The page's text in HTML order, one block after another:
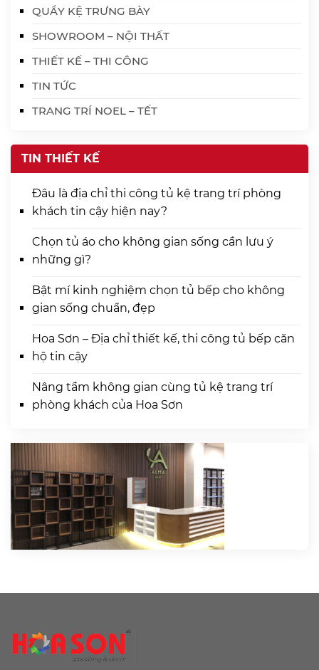
QUẦY KỆ TRƯNG BÀY
SHOWROOM – NỘI THẤT
THIẾT KẾ – THI CÔNG
TIN TỨC
TRANG TRÍ NOEL – TẾT
TIN THIẾT KẾ
Đâu là địa chỉ thi công tủ kệ trang trí phòng
khách tin cậy hiện nay?
Chọn tủ áo cho không gian sống cần lưu ý
những gì?
Bật mí kinh nghiệm chọn tủ bếp cho không
gian sống chuẩn, đẹp
Hoa Sơn – Địa chỉ thiết kế, thi công tủ bếp căn
hộ tin cậy
Nâng tầm không gian cùng tủ kệ trang trí
phòng khách của Hoa Sơn